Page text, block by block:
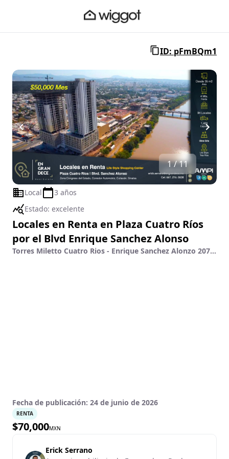
ID: pFmBQm1
1 / 11
Local
3 años
Estado: excelente
Locales en Renta en Plaza Cuatro Ríos
por el Blvd Enrique Sanchez Alonso
Torres Miletto Cuatro Rios - Enrique Sanchez Alonzo 2079 , Desarrollo Urbano Tres Rios, Culiacán, Sinaloa
Fecha de publicación: 24 de junio de 2026
RENTA
$70,000MXN
Erick Serrano